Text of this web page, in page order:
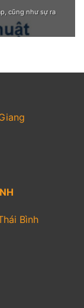
cũng như sự ra
Bình